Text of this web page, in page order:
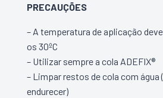
PRECAUÇÕES
– A temperatura de aplicação
os 30ºC
– Utilizar sempre a cola ADEFIX®
– Limpar restos de cola com água
endurecer)